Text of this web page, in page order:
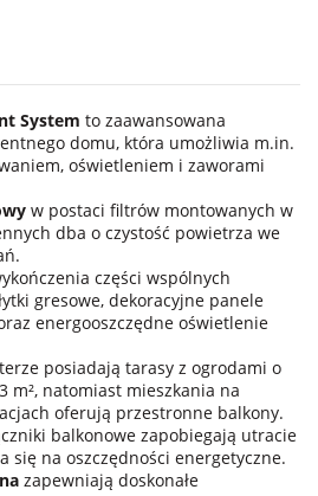
System to zaawansowana
domu, która umożliwia m.in.
oświetleniem i zaworami
w postaci filtrów montowanych w
dba o czystość powietrza we
części wspólnych
gresowe, dekoracyjne panele
energooszczędne oświetlenie
posiadają tarasy z ogrodami o
m², natomiast mieszkania na
oferują przestronne balkony.
balkonowe zapobiegają utracie
się na oszczędności energetyczne.
zapewniają doskonałe